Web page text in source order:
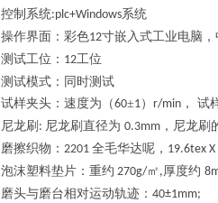
控制系统:plc+Windows系统
操作界面：彩色12寸嵌入式工业电脑，
测试工位： 12工位
测试模式：同时测试
试样夹头 ： 速度为（60±1） r/min ， 试
尼龙刷 : 尼龙刷直径为 0.3mm ，尼龙
磨擦织物： 2201 全毛华达呢， 19.6tex X
泡沫塑料垫片 ： 重约 270g/㎡ ,厚度约
磨头与磨台相对运动轨迹： 40±1mm;